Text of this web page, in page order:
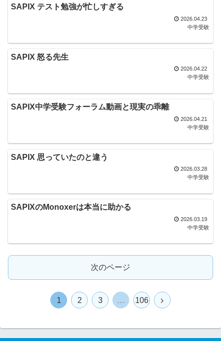
SAPIX テスト勉強が忙しすぎる
2026.04.23
中学受験
SAPIX 怒る先生
2026.04.22
中学受験
SAPIX中学受験フォーラム動画と現実の乖離
2026.04.21
中学受験
SAPIX 思っていたのと違う
2026.03.28
中学受験
SAPIXのMonoxerは本当に助かる
2026.03.19
中学受験
次のページ
1 2 3 … 106